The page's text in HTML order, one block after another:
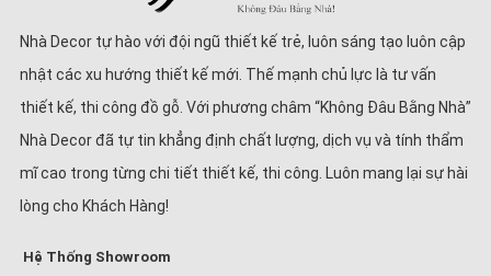
Nhà Decor tự hào với đội ngũ thiết kế trẻ, luôn sáng tạo luôn cập
nhật các xu hướng thiết kế mới. Thế mạnh chủ lực là tư vấn
thiết kế, thi công đồ gỗ. Với phương châm “Không Đâu Bằng Nhà”
Nhà Decor đã tự tin khẳng định chất lượng, dịch vụ và tính thẩm
mĩ cao trong từng chi tiết thiết kế, thi công. Luôn mang lại sự hài
lòng cho Khách Hàng!
Hệ Thống Showroom